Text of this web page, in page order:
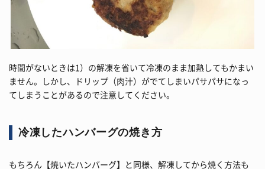
時間がないときは1）の解凍を省いて冷凍のまま加熱してもかまい
ません。しかし、ドリップ（肉汁）がでてしまいパサパサになっ
てしまうことがあるので注意してください。
冷凍したハンバーグの焼き方
もちろん【焼いたハンバーグ】と同様、解凍してから焼く方法も